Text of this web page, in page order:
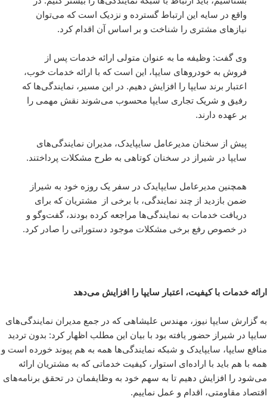
واقع در سایه این ارتباط گسترده و نزدیک است که می‌توان
نیازهای مشتری را شناخت و بر اساس آن اقدام کرد.
وی گفت: وظیفه ما به عنوان متولی ارائه خدمات پس از
فروش به خودروهای سایپا، این است که با ارائه خدمات خوب،
اعتبار برند سایپا را افزایش دهیم. در این مسیر، نمایندگی‌ها که
رفیق و شریک تجاری سایپا محسوب می‌شوند نقش مهمی را
بر عهده دارند.
پیش از سخنان مدیرعامل سایپایدک، مدیران نمایندگی‌های
سایپا در شیراز در سخنان کوتاهی به طرح مشکلات پرداختند.
همچنین مدیرعامل سایپایدک در سفر یک روزه خود به شیراز
ضمن بازدید از چند نمایندگی، با برخی از مشتریان که برای
دریافت خدمات به نمایندگی‌ها مراجعه کرده‌ بودند، گفت‌وگو و
در خصوص رفع برخی مشکلات موجود دستوراتی را صادر کرد.
ارائه خدمات با کیفیت، اعتبار سایپا را افزایش می‌دهد
به گزارش سایپا نیوز، مهندس علیشاهی که در جمع مدیران نمایندگی‌های
سایپا در شیراز حضور یافته بود با بیان این مطلب اظهار کرد: بدون تردید
منافع سایپا، سایپایدک و شبکه نمایندگی‌ها همه به هم پیوند خورده است و
همه با هم باید با اراده‌ای استوار، کیفیت خدماتی که به مشتریان ارائه
می‌شود را افزایش دهیم تا به سهم خود به وظایفمان در تحقق برنامه‌های
اقتصاد مقاومتی، اقدام و عمل نماییم.